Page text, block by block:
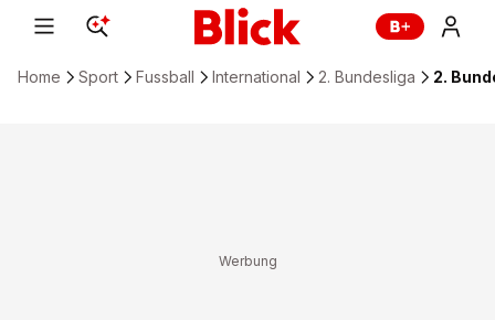
Home Sport Fussball International 2. Bundesliga 2.